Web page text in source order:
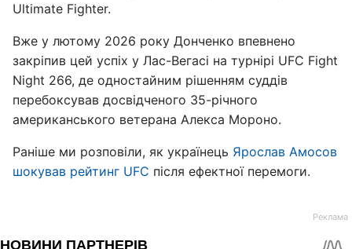
Ultimate Fighter.
Вже у лютому 2026 року Донченко впевнено
закріпив цей успіх у Лас-Вегасі на турнірі UFC Fight
Night 266, де одностайним рішенням суддів
перебоксував досвідченого 35-річного
американського ветерана Алекса Мороно.
Раніше ми розповіли, як українець Ярослав Амосов
шокував рейтинг UFC після ефектної перемоги.